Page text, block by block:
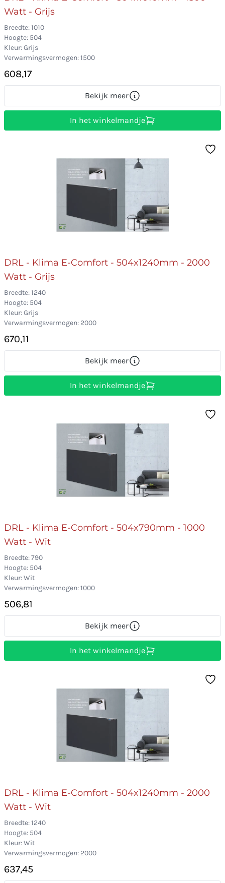
Watt - Grijs
Breedte: 1010
Hoogte: 504
Kleur: Grijs
Verwarmingsvermogen: 1500
608,17
Bekijk meer
In het winkelmandje
DRL - Klima E-Comfort - 504x1240mm - 2000
Watt - Grijs
Breedte: 1240
Hoogte: 504
Kleur: Grijs
Verwarmingsvermogen: 2000
670,11
Bekijk meer
In het winkelmandje
DRL - Klima E-Comfort - 504x790mm - 1000
Watt - Wit
Breedte: 790
Hoogte: 504
Kleur: Wit
Verwarmingsvermogen: 1000
506,81
Bekijk meer
In het winkelmandje
DRL - Klima E-Comfort - 504x1240mm - 2000
Watt - Wit
Breedte: 1240
Hoogte: 504
Kleur: Wit
Verwarmingsvermogen: 2000
637,45